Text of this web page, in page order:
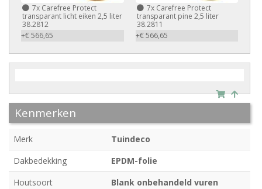
7x Carefree Protect
transparant licht eiken 2,5 liter
38.2812
+€ 566,65
7xCarefree Protect
transparant pine 2,5 liter
38.2811
+€ 566,65
Kenmerken
Merk
Tuindeco
Dakbedekking
EPDM-folie
Houtsoort
Blank onbehandeld vuren